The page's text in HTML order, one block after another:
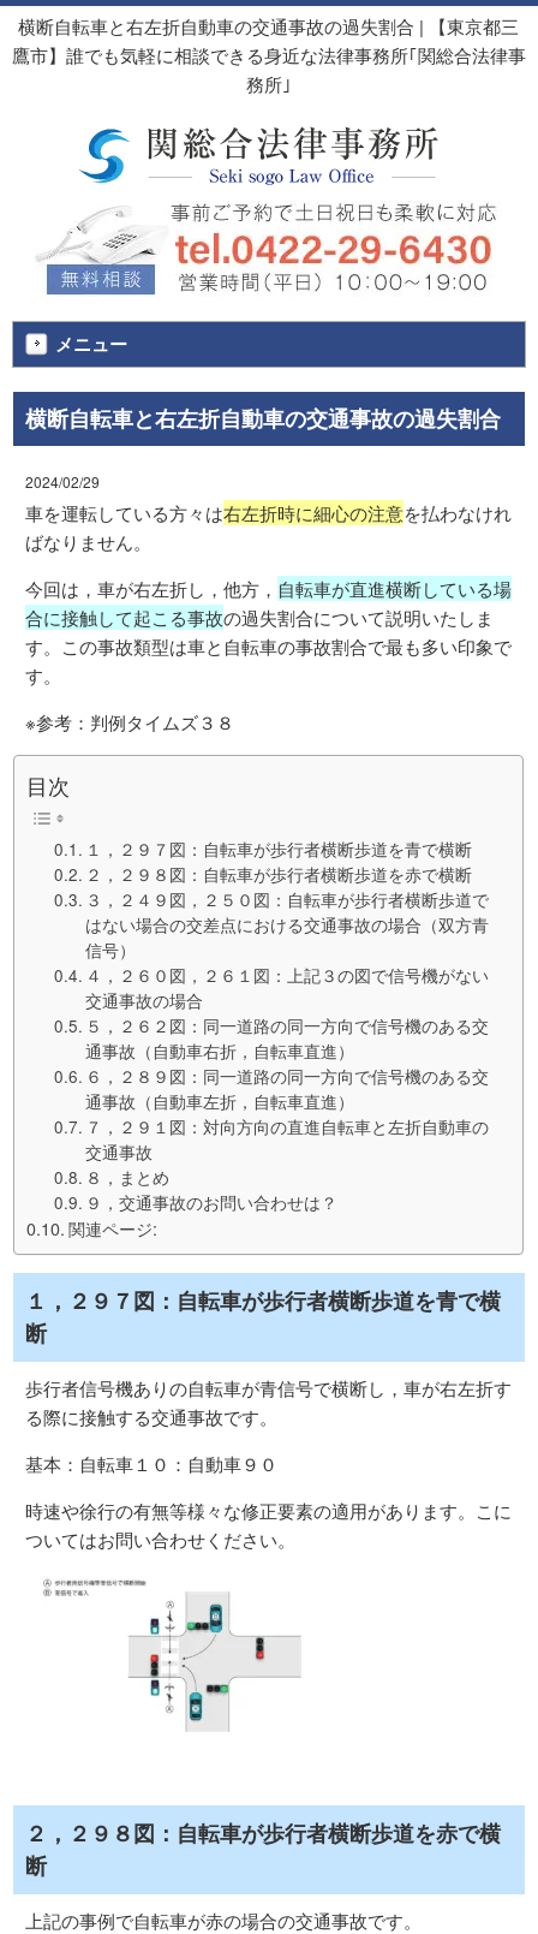
横断自転車と右左折自動車の交通事故の過失割合 | 【東京都三
鷹市】誰でも気軽に相談できる身近な法律事務所｢関総合法律事
務所｣
メニュー
横断自転車と右左折自動車の交通事故の過失割合
2024/02/29
車を運転している方々は右左折時に細心の注意を払わなけれ
ばなりません。
今回は，車が右左折し，他方， 自転車が直進横断している場
合に接触して起こる事故の過失割合について説明いたしま
す。この事故類型は車と自転車の事故割合で最も多い印象で
す。
※参考：判例タイムズ３８
目次
１，２９７図：自転車が歩行者横断歩道を青で横断
２，２９８図：自転車が歩行者横断歩道を赤で横断
３，２４９図，２５０図：自転車が歩行者横断歩道で
はない場合の交差点における交通事故の場合（双方青
信号）
４，２６０図，２６１図：上記３の図で信号機がない
交通事故の場合
５，２６２図：同一道路の同一方向で信号機のある交
通事故（自動車右折，自転車直進）
６，２８９図：同一道路の同一方向で信号機のある交
通事故（自動車左折，自転車直進）
７，２９１図：対向方向の直進自転車と左折自動車の
交通事故
８，まとめ
９，交通事故のお問い合わせは？
関連ページ:
１，２９７図：自転車が歩行者横断歩道を青で横
断
歩行者信号機ありの自転車が青信号で横断し，車が右左折す
る際に接触する交通事故です。
基本：自転車１０：自動車９０
時速や徐行の有無等様々な修正要素の適用があります。こに
ついてはお問い合わせください。
２，２９８図：自転車が歩行者横断歩道を赤で横
断
上記の事例で自転車が赤の場合の交通事故です。